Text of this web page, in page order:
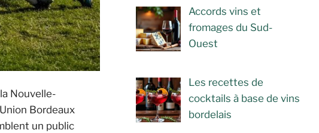
Nouvelle-
Bordeaux
un public
Accords vins et
fromages du Sud-
Ouest
Les recettes de
cocktails à base de vins
bordelais